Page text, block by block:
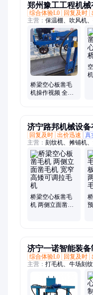
郑州豫工工程机械
综合体验L0
回复及时
主营： 保温棚、吹风机
机、岩石锯、保温被、
泵、破冰机、撒盐机、
机、清雪车、浮筒泵、
桥梁空心板凿毛
机操作视频 全自
济宁路邦机械设备
回复及时 出价迅速 真
主营： 刻纹机、摊铺机
路机、路面切割机、抹
尺、振动梁、铣刨机、
套丝机、弯管机、喷浆
桥梁空心板凿毛
机 两侧立面凿毛
济宁一诺智能装备
综合体验L0
回复及时
主营： 打毛机、牛场刻
动凿毛机、悬挂凿毛机
机、空心板凿毛机、防
液压铣刨机、三滚轴摊